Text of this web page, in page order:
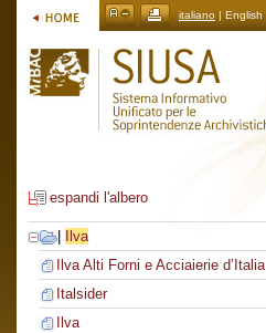
italiano | English
espandi l'albero
Ilva
Ilva Alti Forni e Acciaierie d’Italia
Italsider
Ilva